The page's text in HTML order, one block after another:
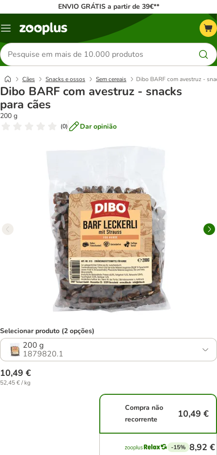
ENVIO GRÁTIS a partir de 39€**
Menu
Pesquisar
produtos
Cães Snacks e ossos Sem cereais Dibo BARF com avestruz -
Dibo BARF com avestruz - snacks
para cães
200 g
(0) Dar opinião
Selecionar produto (2 opções)
200 g
1879820.1
10,49 €
52,45 € / kg
Compra não
recorrente
10,49 €
-15% 8,92 €